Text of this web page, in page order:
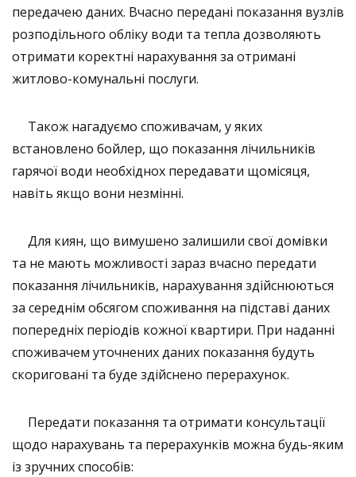
передачею даних. Вчасно передані показання вузлів
розподільного обліку води та тепла дозволяють
отримати коректні нарахування за отримані
житлово-комунальні послуги.
​ Також нагадуємо споживачам, у яких
встановлено бойлер, що показання лічильників
гарячої води необхідноx передавати щомісяця,
навіть якщо вони незмінні.
​ Для киян, що вимушено залишили свої домівки
та не мають можливості зараз вчасно передати
показання лічильників, нарахування здійснюються
за середнім обсягом споживання на підставі даних
попередніх періодів кожної квартири. При наданні
споживачем уточнених даних показання будуть
скориговані та буде здійснено перерахунок.
Передати показання та отримати консультації
щодо нарахувань та перерахунків можна будь-яким
із зручних способів: